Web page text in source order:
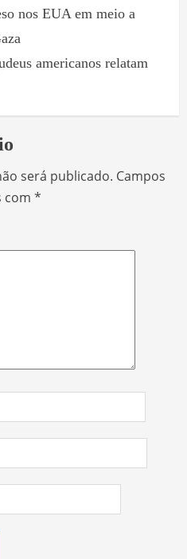
nos EUA em meio a
americanos relatam
será publicado. Campos
com *